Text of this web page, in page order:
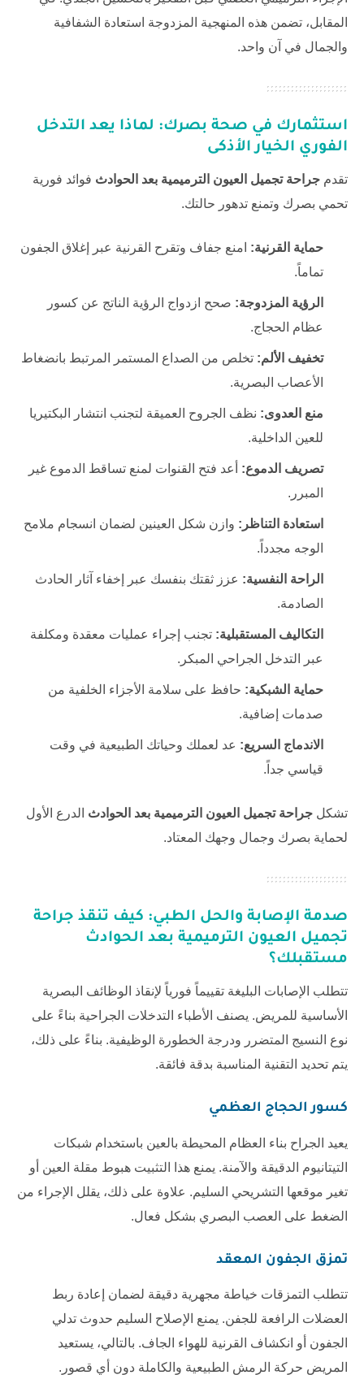
المقابل، تضمن هذه المنهجية المزدوجة استعادة الشفافية
والجمال في آن واحد.
استثمارك في صحة بصرك: لماذا يعد التدخل
الفوري الخيار الأذكى
تقدم جراحة تجميل العيون الترميمية بعد الحوادث فوائد فورية
تحمي بصرك وتمنع تدهور حالتك.
حماية القرنية: امنع جفاف وتقرح القرنية عبر إغلاق الجفون
تماماً.
الرؤية المزدوجة: صحح ازدواج الرؤية الناتج عن كسور
عظام الحجاج.
تخفيف الألم: تخلص من الصداع المستمر المرتبط بانضغاط
الأعصاب البصرية.
منع العدوى: نظف الجروح العميقة لتجنب انتشار البكتيريا
للعين الداخلية.
تصريف الدموع: أعد فتح القنوات لمنع تساقط الدموع غير
المبرر.
استعادة التناظر: وازن شكل العينين لضمان انسجام ملامح
الوجه مجدداً.
الراحة النفسية: عزز ثقتك بنفسك عبر إخفاء آثار الحادث
الصادمة.
التكاليف المستقبلية: تجنب إجراء عمليات معقدة ومكلفة
عبر التدخل الجراحي المبكر.
حماية الشبكية: حافظ على سلامة الأجزاء الخلفية من
صدمات إضافية.
الاندماج السريع: عد لعملك وحياتك الطبيعية في وقت
قياسي جداً.
تشكل جراحة تجميل العيون الترميمية بعد الحوادث الدرع الأول
لحماية بصرك وجمال وجهك المعتاد.
صدمة الإصابة والحل الطبي: كيف تنقذ جراحة
تجميل العيون الترميمية بعد الحوادث
مستقبلك؟
تتطلب الإصابات البليغة تقييماً فورياً لإنقاذ الوظائف البصرية
الأساسية للمريض. يصنف الأطباء التدخلات الجراحية بناءً على
نوع النسيج المتضرر ودرجة الخطورة الوظيفية. بناءً على ذلك،
يتم تحديد التقنية المناسبة بدقة فائقة.
كسور الحجاج العظمي
يعيد الجراح بناء العظام المحيطة بالعين باستخدام شبكات
التيتانيوم الدقيقة والآمنة. يمنع هذا التثبيت هبوط مقلة العين أو
تغير موقعها التشريحي السليم. علاوة على ذلك، يقلل الإجراء من
الضغط على العصب البصري بشكل فعال.
تمزق الجفون المعقد
تتطلب التمزقات خياطة مجهرية دقيقة لضمان إعادة ربط
العضلات الرافعة للجفن. يمنع الإصلاح السليم حدوث تدلي
الجفون أو انكشاف القرنية للهواء الجاف. بالتالي، يستعيد
المريض حركة الرمش الطبيعية والكاملة دون أي قصور.